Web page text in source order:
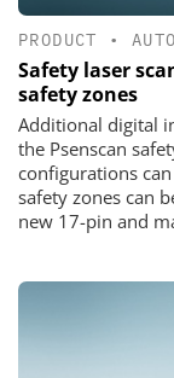
PRODUCT •
Safety laser
safety zones
Additional digital
the Psenscan
configurations
safety zones can
new 17-pin and